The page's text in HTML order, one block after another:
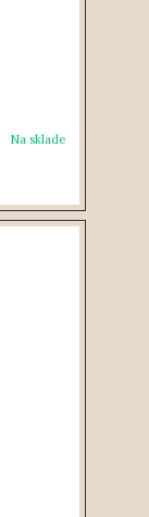
Na sklade